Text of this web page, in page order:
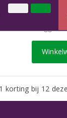
Inloggen
korting bij 12